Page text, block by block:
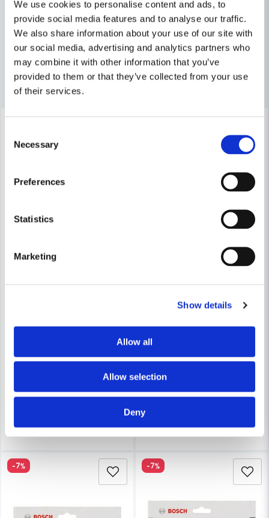
We use cookies to personalise content and ads, to
provide social media features and to analyse our traffic.
We also share information about your use of our site with
our social media, advertising and analytics partners who
may combine it with other information that you’ve
provided to them or that they’ve collected from your use
of their services.
Selection
Necessary
Preferences
Statistics
Marketing
Show details
Allow all
Allow selection
Deny
email
Mejladress
Ja, ni får publicera min fråga
PROdeals Tillbehör
Andra produkter i kategorin
Bosch Cirkelsågsklinga 165x20x2,2mm 4T EXPERT FOR
750 kr
BOSCH PROFESSIONAL
Bosch Cirkelsågsklinga
604 kr
-7% -7%